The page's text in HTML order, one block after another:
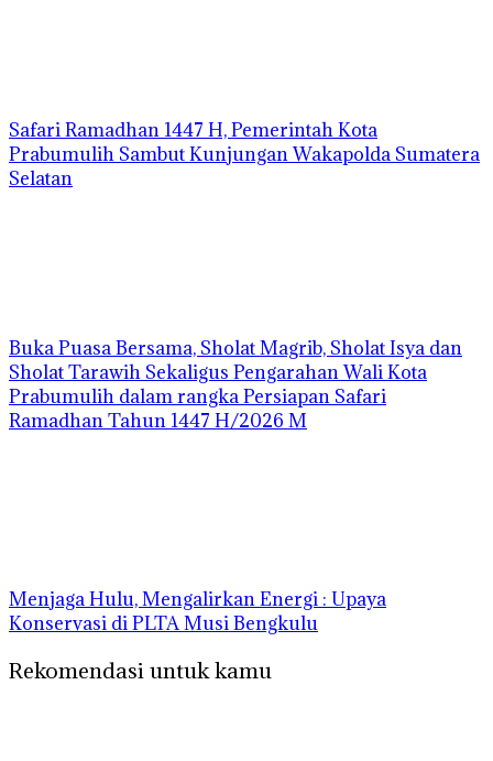
Safari Ramadhan 1447 H, Pemerintah Kota
Prabumulih Sambut Kunjungan Wakapolda Sumatera
Selatan
Buka Puasa Bersama, Sholat Magrib, Sholat Isya dan
Sholat Tarawih Sekaligus Pengarahan Wali Kota
Prabumulih dalam rangka Persiapan Safari
Ramadhan Tahun 1447 H/2026 M
Menjaga Hulu, Mengalirkan Energi : Upaya
Konservasi di PLTA Musi Bengkulu
Rekomendasi untuk kamu